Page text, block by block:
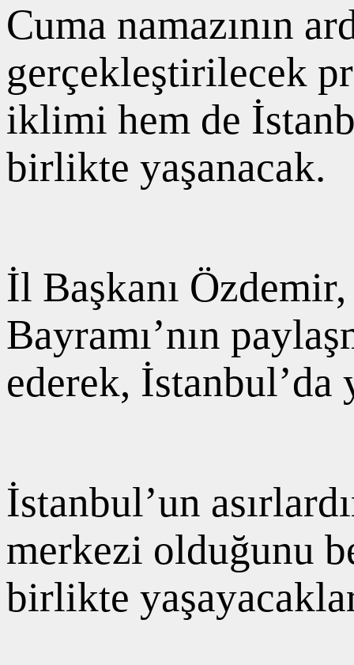
Cuma namazının
gerçekleştirilecek
iklimi hem de
birlikte yaşanacak.
İl Başkanı
Bayramı’nın
ederek, İstanbul’da
İstanbul’un
merkezi olduğunu
birlikte